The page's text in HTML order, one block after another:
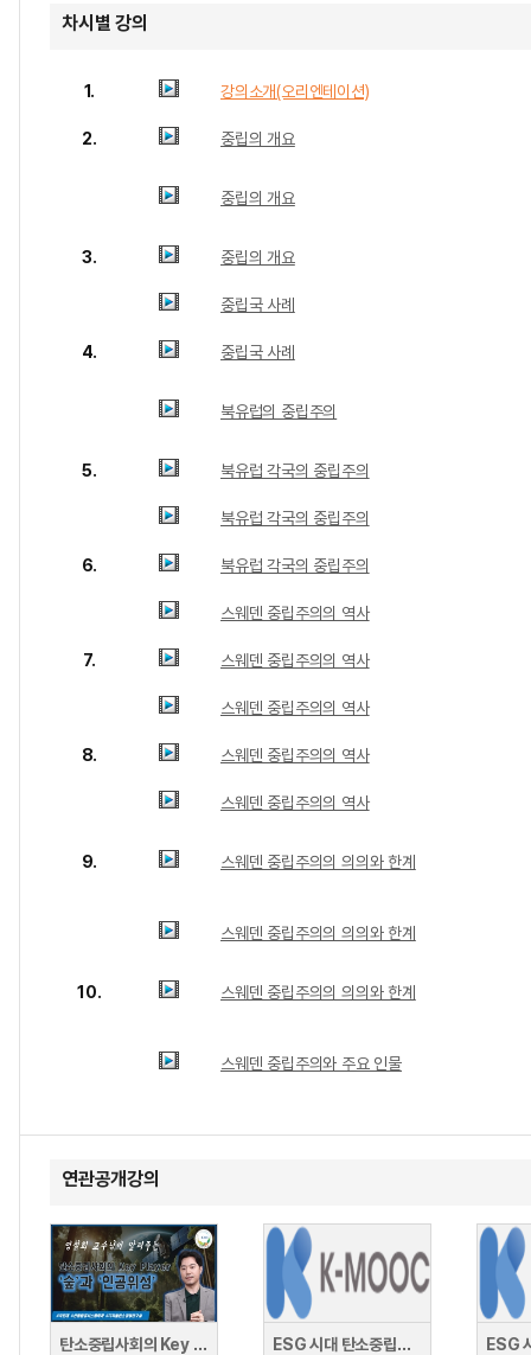
차시별 강의
1. 강의소개(오리엔테이션)
2. 중립의 개요
중립의 개요
3. 중립의 개요
중립국 사례
4. 중립국 사례
북유럽의 중립주의
5. 북유럽 각국의 중립주의
북유럽 각국의 중립주의
6. 북유럽 각국의 중립주의
스웨덴 중립주의의 역사
7. 스웨덴 중립주의의 역사
스웨덴 중립주의의 역사
8. 스웨덴 중립주의의 역사
스웨덴 중립주의의 역사
9. 스웨덴 중립주의의 의의와 한계
스웨덴 중립주의의 의의와 한계
10. 스웨덴 중립주의의 의의와 한계
스웨덴 중립주의와 주요 인물
연관공개강의
탄소중립사회의 Key Player 숲과 인공위성
ESG 시대 탄소중립의 이해